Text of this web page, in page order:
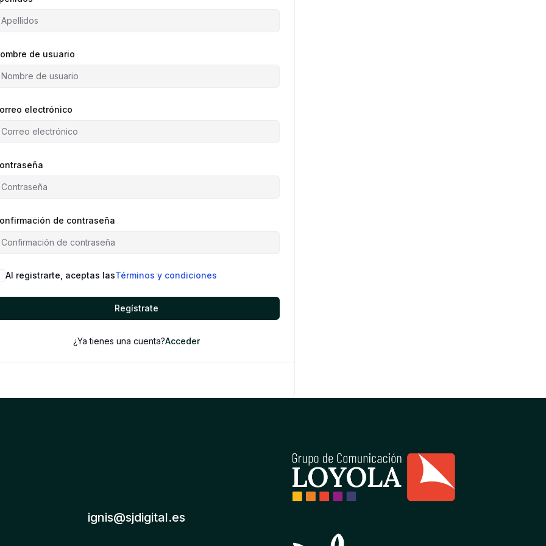
de usuario
electrónico
de contraseña
Al registrarte, aceptas lasTérminos y condiciones
Regístrate
¿Ya tienes una cuenta?Acceder
ignis@sjdigital.es